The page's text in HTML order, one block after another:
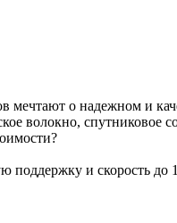
мечтают о надежном и
волокно, спутниковое
поддержку и скорость до